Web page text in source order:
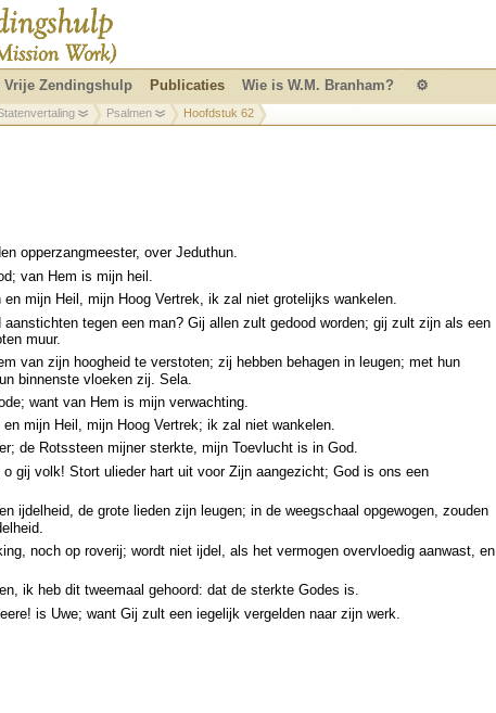
opperzangmeester, over Jeduthun.
van Hem is mijn heil.
mijn Heil, mijn Hoog Vertrek, ik zal niet grotelijks wankelen.
aanstichten tegen een man? Gij allen zult gedood worden; gij zult zijn als een
muur.
van zijn hoogheid te verstoten; zij hebben behagen in leugen; met hun
binnenste vloeken zij. Sela.
want van Hem is mijn verwachting.
mijn Heil, mijn Hoog Vertrek; ik zal niet wankelen.
de Rotssteen mijner sterkte, mijn Toevlucht is in God.
gij volk! Stort ulieder hart uit voor Zijn aangezicht; God is ons een
ijdelheid, de grote lieden zijn leugen; in de weegschaal opgewogen, zouden
noch op roverij; wordt niet ijdel, als het vermogen overvloedig aanwast, en
ik heb dit tweemaal gehoord: dat de sterkte Godes is.
is Uwe; want Gij zult een iegelijk vergelden naar zijn werk.
Vrije Zendingshulp Publicaties Wie is W.M. Branham? ⚙
Psalmen Hoofdstuk 62